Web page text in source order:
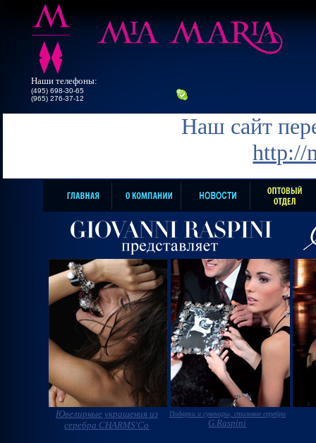
Наши телефоны:
(495) 698-30-65
(965) 276-37-12
Наш сайт
http://
Ювелирные украшения из
серебра CHARMS'Co
Подарки и сувениры, столовое серебро
G.Raspini